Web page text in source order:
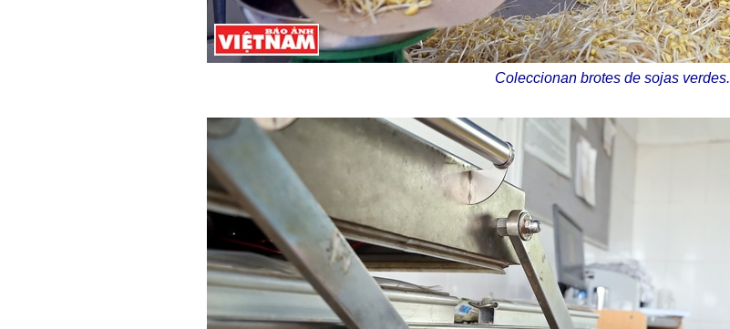
Coleccionan brotes de sojas verdes.